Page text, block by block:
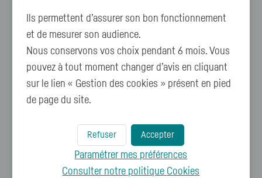
Souplesse d’utilisation
Bien-être des salariés
Ils permettent d’assurer son bon fonctionnement
et de mesurer son audience.
Nous conservons vos choix pendant 6 mois. Vous
pouvez à tout moment changer d’avis en cliquant
sur le lien « Gestion des cookies » présent en pied
de page du site.
Accepter
Refuser
Paramétrer mes préférences
Consulter notre politique Cookies